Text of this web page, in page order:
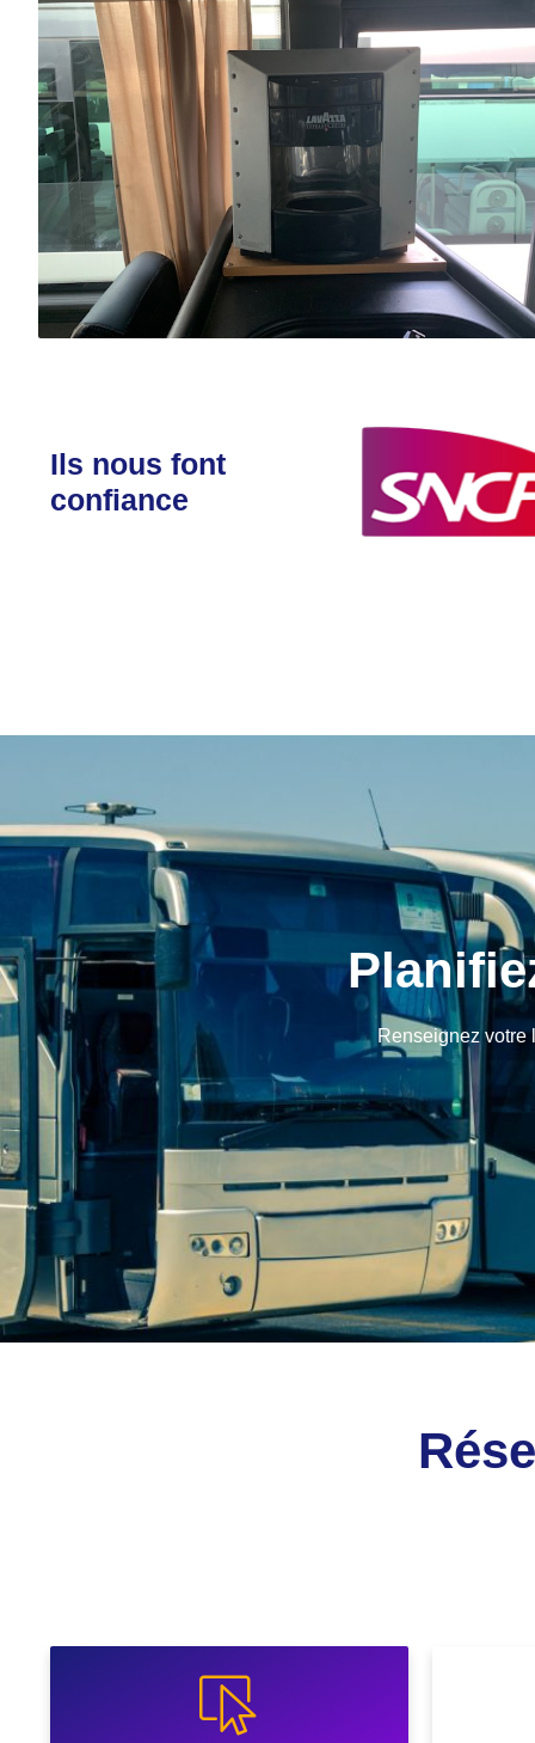
Ils nous font
confiance
Renseignez votre